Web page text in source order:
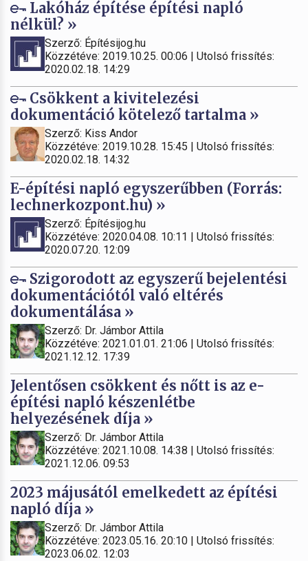
Lakóház építése építési napló
nélkül? »
Szerző: Építésijog.hu
Közzétéve: 2019.10.25. 00:06 | Utolsó frissítés:
2020.02.18. 14:29
Csökkent a kivitelezési
dokumentáció kötelező tartalma »
Szerző: Kiss Andor
Közzétéve: 2019.10.28. 15:45 | Utolsó frissítés:
2020.02.18. 14:32
E-építési napló egyszerűbben (Forrás:
lechnerkozpont.hu) »
Szerző: Építésijog.hu
Közzétéve: 2020.04.08. 10:11 | Utolsó frissítés:
2020.07.20. 12:09
Szigorodott az egyszerű bejelentési
dokumentációtól való eltérés
dokumentálása »
Szerző: Dr. Jámbor Attila
Közzétéve: 2021.01.01. 21:06 | Utolsó frissítés:
2021.12.12. 17:39
Jelentősen csökkent és nőtt is az e-
építési napló készenlétbe
helyezésének díja »
Szerző: Dr. Jámbor Attila
Közzétéve: 2021.10.08. 14:38 | Utolsó frissítés:
2021.12.06. 09:53
2023 májusától emelkedett az építési
napló díja »
Szerző: Dr. Jámbor Attila
Közzétéve: 2023.05.16. 20:10 | Utolsó frissítés:
2023.06.02. 12:03